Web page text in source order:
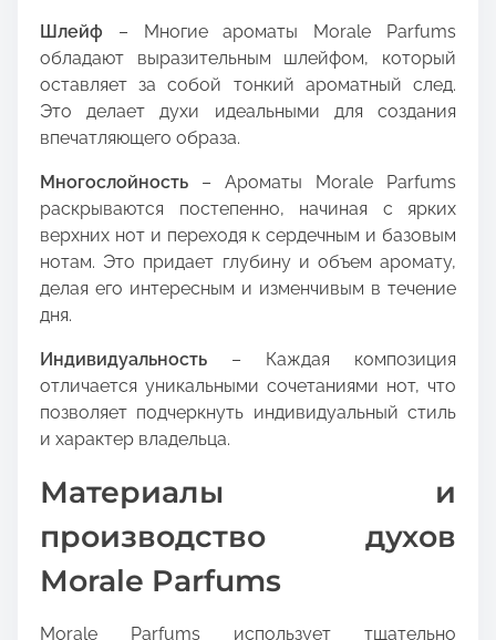
Шлейф – Многие ароматы Morale Parfums
обладают выразительным шлейфом, который
оставляет за собой тонкий ароматный след.
Это делает духи идеальными для создания
впечатляющего образа.
Многослойность – Ароматы Morale Parfums
раскрываются постепенно, начиная с ярких
верхних нот и переходя к сердечным и базовым
нотам. Это придает глубину и объем аромату,
делая его интересным и изменчивым в течение
дня.
Индивидуальность – Каждая композиция
отличается уникальными сочетаниями нот, что
позволяет подчеркнуть индивидуальный стиль
и характер владельца.
Материалы и
производство духов
Morale Parfums
Morale Parfums использует тщательно